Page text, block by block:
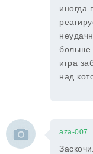
иногда
больше
игра
над
aza-007